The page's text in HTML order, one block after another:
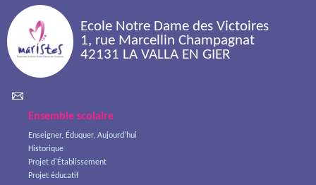
Ecole Notre Dame des Victoires
1, rue Marcellin Champagnat
42131 LA VALLA EN GIER
Ensemble scolaire
Enseigner, Éduquer, Aujourd'hui
Historique
Projet d'Établissement
Projet éducatif